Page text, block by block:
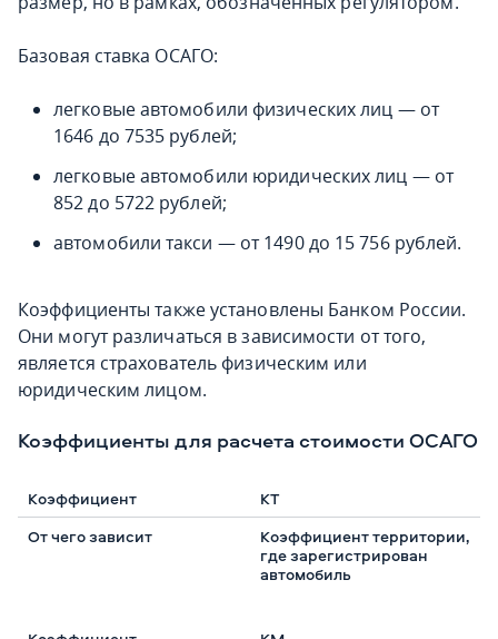
Базовая ставка ОСАГО:
легковые автомобили физических лиц — от
1646 до 7535 рублей;
легковые автомобили юридических лиц — от
852 до 5722 рублей;
автомобили такси — от 1490 до 15 756 рублей.
Коэффициенты также установлены Банком России.
Они могут различаться в зависимости от того,
является страхователь физическим или
юридическим лицом.
Коэффициенты для расчета стоимости ОСАГО
КТ
Коэффициент территории,
где зарегистрирован
автомобиль